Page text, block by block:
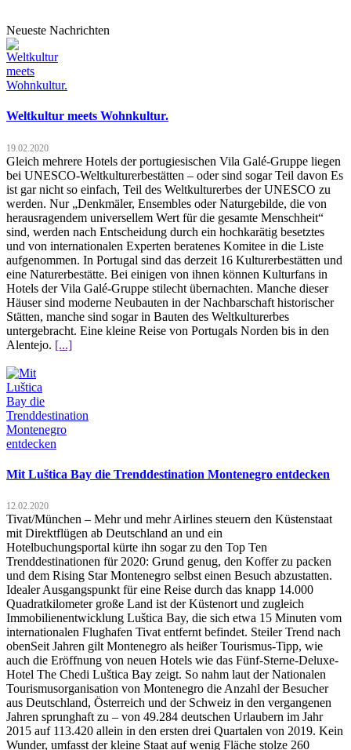
Neueste Nachrichten
Weltkultur meets Wohnkultur.
19.02.2020
Gleich mehrere Hotels der portugiesischen Vila Galé-Gruppe liegen
bei UNESCO-Weltkulturerbestätten – oder sind sogar Teil davon Es
ist gar nicht so einfach, Teil des Weltkulturerbes der UNESCO zu
werden. Nur „Denkmäler, Ensembles oder Naturgebilde, die von
herausragendem universellem Wert für die gesamte Menschheit“
sind, werden nach Entscheidung durch ein hochkarätig besetztes
und von internationalen Experten beratenes Komitee in die Liste
aufgenommen. In Portugal sind das derzeit 16 Kulturerbestätten und
eine Naturerbestätte. Bei einigen von ihnen können Kulturfans in
Hotels der Vila Galé-Gruppe stilecht übernachten. Manche dieser
Häuser sind moderne Neubauten in der Nachbarschaft historischer
Stätten, manche sind sogar in Bauten des Weltkulturerbes
untergebracht. Eine kleine Reise von Portugals Norden bis in den
Alentejo. [...]
Mit Luštica Bay die Trenddestination Montenegro entdecken
12.02.2020
Tivat/München – Mehr und mehr Airlines steuern den Küstenstaat
mit Direktflügen ab Deutschland an und ein
Hotelbuchungsportal kürte ihn sogar zu den Top Ten
Trenddestinationen für 2020: Grund genug, den Koffer zu packen
und dem Rising Star Montenegro selbst einen Besuch abzustatten.
Idealer Ausgangspunkt für eine Reise durch das knapp 14.000
Quadratkilometer große Land ist der Küstenort und zugleich
Immobilienentwicklung Luštica Bay, die sich etwa 15 Minuten vom
internationalen Flughafen Tivat entfernt befindet. Steiler Trend nach
obenSeit Jahren gilt Montenegro als heißer Tourismus-Tipp, wie
auch die Eröffnung von neuen Hotels wie das Fünf-Sterne-Deluxe-
Hotel The Chedi Luštica Bay zeigt. So nahm laut der Nationalen
Tourismusorganisation von Montenegro die Anzahl der Besucher
aus Deutschland, Österreich und der Schweiz in den vergangenen
Jahren sprunghaft zu – von 49.284 deutschen Urlaubern im Jahr
2015 auf 113.420 allein in den ersten drei Quartalen von 2019. Kein
Wunder, umfasst der kleine Staat auf wenig Fläche stolze 260